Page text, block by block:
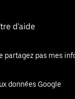
d'aide
partagez pas mes
données Google